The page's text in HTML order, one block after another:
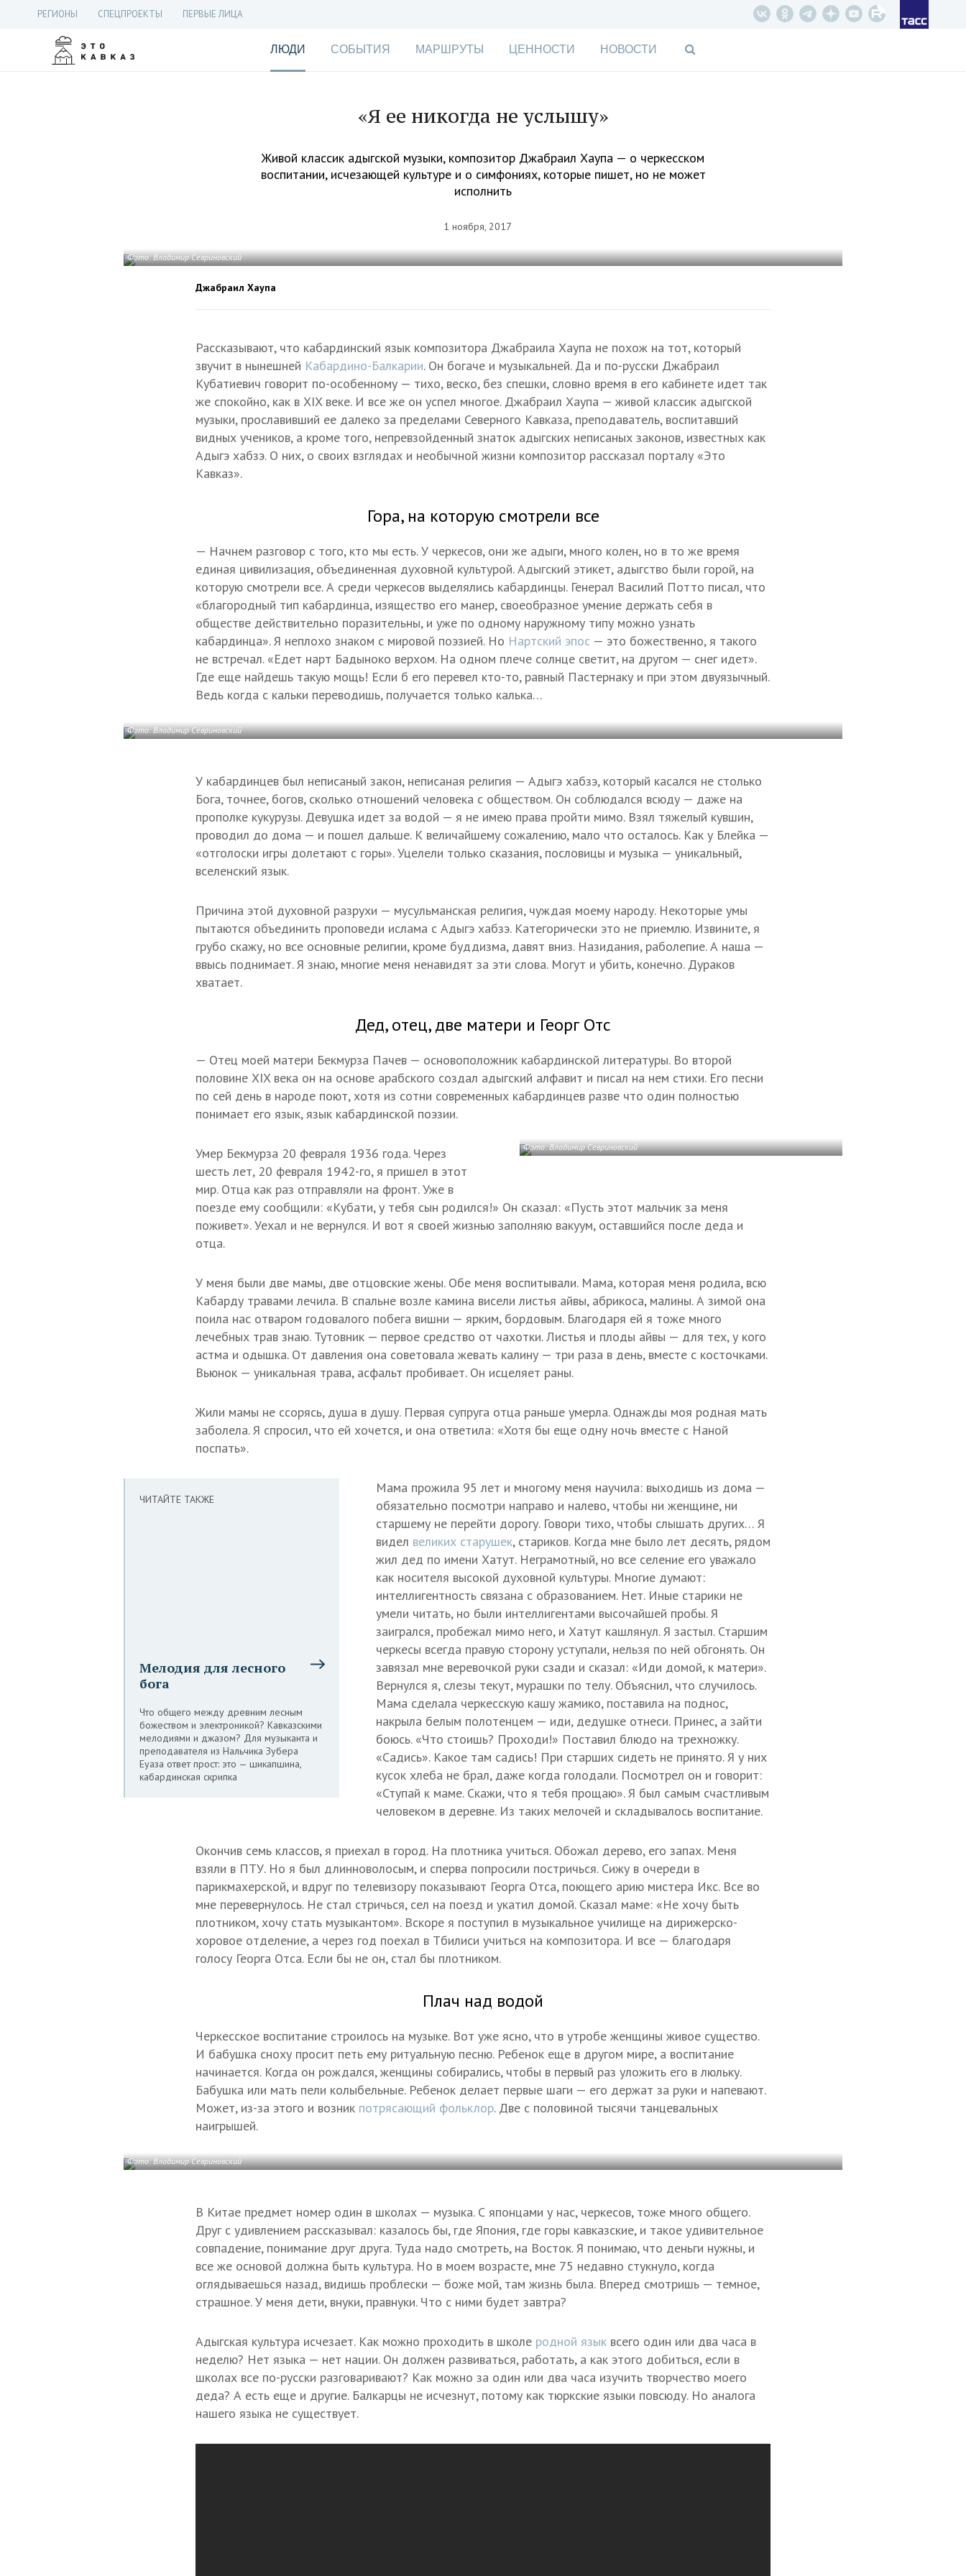
РЕГИОНЫ СПЕЦПРОЕКТЫ ПЕРВЫЕ ЛИЦА
ЛЮДИ СОБЫТИЯ МАРШРУТЫ ЦЕННОСТИ НОВОСТИ
«Я ее никогда не услышу»
Живой классик адыгской музыки, композитор Джабраил Хаупа — о черкесском
воспитании, исчезающей культуре и о симфониях, которые пишет, но не может
исполнить
1 ноября, 2017
Фото: Владимир Севриновский
Джабраил Хаупа
Рассказывают, что кабардинский язык композитора Джабраила Хаупа не похож на тот, который
звучит в нынешней Кабардино-Балкарии. Он богаче и музыкальней. Да и по-русски Джабраил
Кубатиевич говорит по-особенному — тихо, веско, без спешки, словно время в его кабинете идет так
же спокойно, как в XIX веке. И все же он успел многое. Джабраил Хаупа — живой классик адыгской
музыки, прославивший ее далеко за пределами Северного Кавказа, преподаватель, воспитавший
видных учеников, а кроме того, непревзойденный знаток адыгских неписаных законов, известных как
Адыгэ хабзэ. О них, о своих взглядах и необычной жизни композитор рассказал порталу «Это
Кавказ».
Гора, на которую смотрели все
— Начнем разговор с того, кто мы есть. У черкесов, они же адыги, много колен, но в то же время
единая цивилизация, объединенная духовной культурой. Адыгский этикет, адыгство были горой, на
которую смотрели все. А среди черкесов выделялись кабардинцы. Генерал Василий Потто писал, что
«благородный тип кабардинца, изящество его манер, своеобразное умение держать себя в
обществе действительно поразительны, и уже по одному наружному типу можно узнать
кабардинца». Я неплохо знаком с мировой поэзией. Но Нартский эпос — это божественно, я такого
не встречал. «Едет нарт Бадыноко верхом. На одном плече солнце светит, на другом — снег идет».
Где еще найдешь такую мощь! Если б его перевел кто-то, равный Пастернаку и при этом двуязычный.
Ведь когда с кальки переводишь, получается только калька…
Фото: Владимир Севриновский
У кабардинцев был неписаный закон, неписаная религия — Адыгэ хабзэ, который касался не столько
Бога, точнее, богов, сколько отношений человека с обществом. Он соблюдался всюду — даже на
прополке кукурузы. Девушка идет за водой — я не имею права пройти мимо. Взял тяжелый кувшин,
проводил до дома — и пошел дальше. К величайшему сожалению, мало что осталось. Как у Блейка —
«отголоски игры долетают с горы». Уцелели только сказания, пословицы и музыка — уникальный,
вселенский язык.
Причина этой духовной разрухи — мусульманская религия, чуждая моему народу. Некоторые умы
пытаются объединить проповеди ислама с Адыгэ хабзэ. Категорически это не приемлю. Извините, я
грубо скажу, но все основные религии, кроме буддизма, давят вниз. Назидания, раболепие. А наша —
ввысь поднимает. Я знаю, многие меня ненавидят за эти слова. Могут и убить, конечно. Дураков
хватает.
Дед, отец, две матери и Георг Отс
— Отец моей матери Бекмурза Пачев — основоположник кабардинской литературы. Во второй
половине XIX века он на основе арабского создал адыгский алфавит и писал на нем стихи. Его песни
по сей день в народе поют, хотя из сотни современных кабардинцев разве что один полностью
понимает его язык, язык кабардинской поэзии.
Фото: Владимир Севриновский
Умер Бекмурза 20 февраля 1936 года. Через
шесть лет, 20 февраля 1942-го, я пришел в этот
мир. Отца как раз отправляли на фронт. Уже в
поезде ему сообщили: «Кубати, у тебя сын родился!» Он сказал: «Пусть этот мальчик за меня
поживет». Уехал и не вернулся. И вот я своей жизнью заполняю вакуум, оставшийся после деда и
отца.
У меня были две мамы, две отцовские жены. Обе меня воспитывали. Мама, которая меня родила, всю
Кабарду травами лечила. В спальне возле камина висели листья айвы, абрикоса, малины. А зимой она
поила нас отваром годовалого побега вишни — ярким, бордовым. Благодаря ей я тоже много
лечебных трав знаю. Тутовник — первое средство от чахотки. Листья и плоды айвы — для тех, у кого
астма и одышка. От давления она советовала жевать калину — три раза в день, вместе с косточками.
Вьюнок — уникальная трава, асфальт пробивает. Он исцеляет раны.
Жили мамы не ссорясь, душа в душу. Первая супруга отца раньше умерла. Однажды моя родная мать
заболела. Я спросил, что ей хочется, и она ответила: «Хотя бы еще одну ночь вместе с Наной
поспать».
ЧИТАЙТЕ ТАКЖЕ
Мелодия для лесного
бога
Что общего между древним лесным
божеством и электроникой? Кавказскими
мелодиями и джазом? Для музыканта и
преподавателя из Нальчика Зубера
Еуаза ответ прост: это — шикапшина,
кабардинская скрипка
Мама прожила 95 лет и многому меня научила: выходишь из дома —
обязательно посмотри направо и налево, чтобы ни женщине, ни
старшему не перейти дорогу. Говори тихо, чтобы слышать других… Я
видел великих старушек, стариков. Когда мне было лет десять, рядом
жил дед по имени Хатут. Неграмотный, но все селение его уважало
как носителя высокой духовной культуры. Многие думают:
интеллигентность связана с образованием. Нет. Иные старики не
умели читать, но были интеллигентами высочайшей пробы. Я
заигрался, пробежал мимо него, и Хатут кашлянул. Я застыл. Старшим
черкесы всегда правую сторону уступали, нельзя по ней обгонять. Он
завязал мне веревочкой руки сзади и сказал: «Иди домой, к матери».
Вернулся я, слезы текут, мурашки по телу. Объяснил, что случилось.
Мама сделала черкесскую кашу жамико, поставила на поднос,
накрыла белым полотенцем — иди, дедушке отнеси. Принес, а зайти
боюсь. «Что стоишь? Проходи!» Поставил блюдо на трехножку.
«Садись». Какое там садись! При старших сидеть не принято. Я у них
кусок хлеба не брал, даже когда голодали. Посмотрел он и говорит:
«Ступай к маме. Скажи, что я тебя прощаю». Я был самым счастливым
человеком в деревне. Из таких мелочей и складывалось воспитание.
Окончив семь классов, я приехал в город. На плотника учиться. Обожал дерево, его запах. Меня
взяли в ПТУ. Но я был длинноволосым, и сперва попросили постричься. Сижу в очереди в
парикмахерской, и вдруг по телевизору показывают Георга Отса, поющего арию мистера Икс. Все во
мне перевернулось. Не стал стричься, сел на поезд и укатил домой. Сказал маме: «Не хочу быть
плотником, хочу стать музыкантом». Вскоре я поступил в музыкальное училище на дирижерско-
хоровое отделение, а через год поехал в Тбилиси учиться на композитора. И все — благодаря
голосу Георга Отса. Если бы не он, стал бы плотником.
Плач над водой
Черкесское воспитание строилось на музыке. Вот уже ясно, что в утробе женщины живое существо.
И бабушка сноху просит петь ему ритуальную песню. Ребенок еще в другом мире, а воспитание
начинается. Когда он рождался, женщины собирались, чтобы в первый раз уложить его в люльку.
Бабушка или мать пели колыбельные. Ребенок делает первые шаги — его держат за руки и напевают.
Может, из-за этого и возник потрясающий фольклор. Две с половиной тысячи танцевальных
наигрышей.
Фото: Владимир Севриновский
В Китае предмет номер один в школах — музыка. С японцами у нас, черкесов, тоже много общего.
Друг с удивлением рассказывал: казалось бы, где Япония, где горы кавказские, и такое удивительное
совпадение, понимание друг друга. Туда надо смотреть, на Восток. Я понимаю, что деньги нужны, и
все же основой должна быть культура. Но в моем возрасте, мне 75 недавно стукнуло, когда
оглядываешься назад, видишь проблески — боже мой, там жизнь была. Вперед смотришь — темное,
страшное. У меня дети, внуки, правнуки. Что с ними будет завтра?
Адыгская культура исчезает. Как можно проходить в школе родной язык всего один или два часа в
неделю? Нет языка — нет нации. Он должен развиваться, работать, а как этого добиться, если в
школах все по-русски разговаривают? Как можно за один или два часа изучить творчество моего
деда? А есть еще и другие. Балкарцы не исчезнут, потому как тюркские языки повсюду. Но аналога
нашего языка не существует.